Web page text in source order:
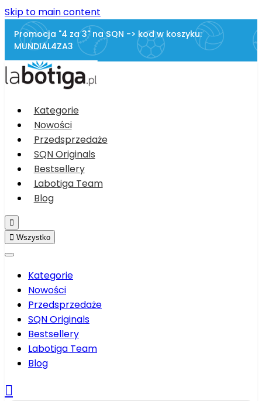
Skip to main content
Promocja "4 za 3" na SQN -> kod w koszyku:
MUNDIAL4ZA3
Kategorie
Nowości
Przedsprzedaże
SQN Originals
Bestsellery
Labotiga Team
Blog

 Wszystko
Kategorie
Nowości
Przedsprzedaże
SQN Originals
Bestsellery
Labotiga Team
Blog
